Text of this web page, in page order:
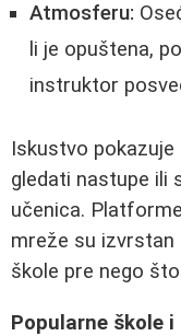
Atmosferu:
li je opuštena,
instruktor
Iskustvo
gledati nastupe ili
učenica.
mreže su izvrstan
škole pre nego
Popularne škole